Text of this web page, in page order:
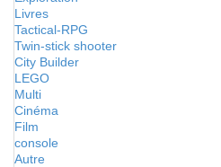
Livres
Tactical-RPG
Twin-stick shooter
City Builder
LEGO
Multi
Cinéma
Film
console
Autre